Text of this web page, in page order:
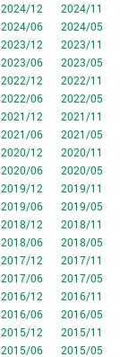
2024/12 2024/11
2024/06 2024/05
2023/12 2023/11
2023/06 2023/05
2022/12 2022/11
2022/06 2022/05
2021/12 2021/11
2021/06 2021/05
2020/12 2020/11
2020/06 2020/05
2019/12 2019/11
2019/06 2019/05
2018/12 2018/11
2018/06 2018/05
2017/12 2017/11
2017/06 2017/05
2016/12 2016/11
2016/06 2016/05
2015/12 2015/11
2015/06 2015/05